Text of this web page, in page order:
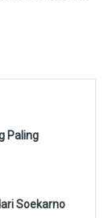
Paling
Soekarno